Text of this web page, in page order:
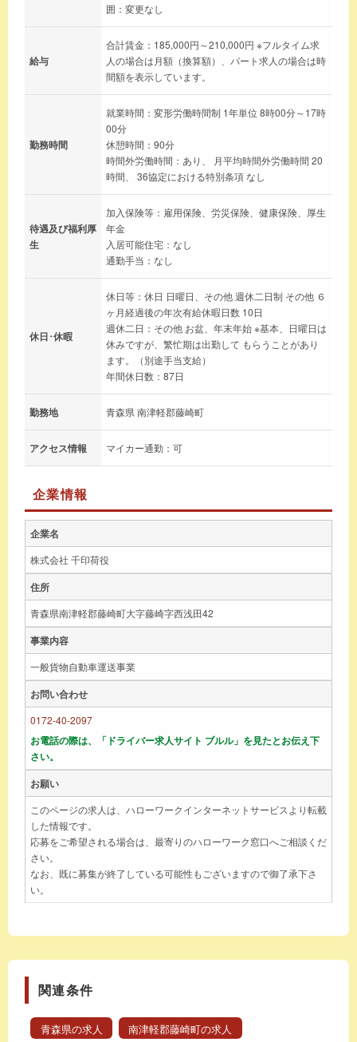
囲：変更なし
給与
合計賃金：185,000円～210,000円 ※フルタイム求
人の場合は月額（換算額）、パート求人の場合は時
間額を表示しています。
勤務時間
就業時間：変形労働時間制 1年単位 8時00分～17時
00分
休憩時間：90分
時間外労働時間：あり、 月平均時間外労働時間 20
時間、 36協定における特別条項 なし
待遇及び福利厚
生
加入保険等：雇用保険、労災保険、健康保険、厚生
年金
入居可能住宅：なし
通勤手当：なし
休日･休暇
休日等：休日 日曜日、その他 週休二日制 その他 ６
ヶ月経過後の年次有給休暇日数 10日
週休二日：その他 お盆、年末年始 ※基本、日曜日は
休みですが、繁忙期は出勤して もらうことがあり
ます。（別途手当支給）
年間休日数：87日
勤務地 青森県 南津軽郡藤崎町
アクセス情報 マイカー通勤：可
企業情報
企業名
株式会社 千印荷役
住所
青森県南津軽郡藤崎町大字藤崎字西浅田42
事業内容
一般貨物自動車運送事業
お問い合わせ
0172-40-2097
お電話の際は、「ドライバー求人サイト ブルル」を見たとお伝え下
さい。
お願い
このページの求人は、ハローワークインターネットサービスより転載
した情報です。
応募をご希望される場合は、最寄りのハローワーク窓口へご相談くだ
さい。
なお、既に募集が終了している可能性もございますので御了承下さ
い。
関連条件
青森県の求人 南津軽郡藤崎町の求人